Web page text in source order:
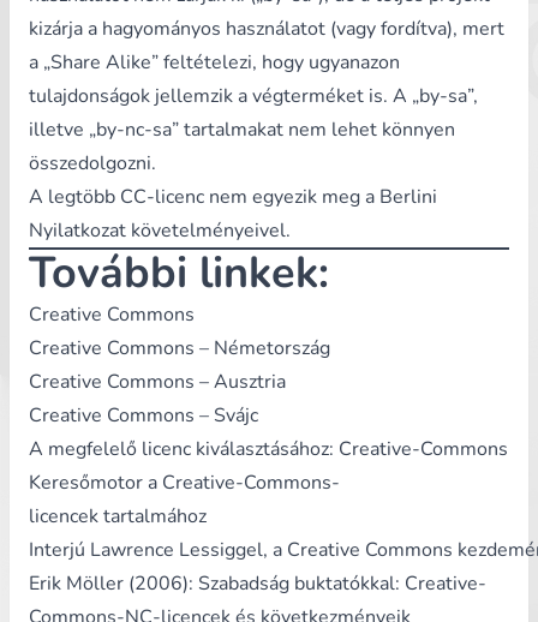
kizárja a hagyományos használatot (vagy fordítva), mert
a „Share Alike” feltételezi, hogy ugyanazon
tulajdonságok jellemzik a végterméket is. A „by-sa”,
illetve „by-nc-sa” tartalmakat nem lehet könnyen
összedolgozni.
A legtöbb CC-licenc nem egyezik meg a Berlini
Nyilatkozat követelményeivel.
További linkek:
Creative Commons
Creative Commons – Németország
Creative Commons – Ausztria
Creative Commons – Svájc
A megfelelő licenc kiválasztásához: Creative-Commons
Keresőmotor a Creative-Commons-
licencek tartalmához
Interjú Lawrence Lessiggel, a Creative Commons
Erik Möller (2006): Szabadság buktatókkal: Creative-